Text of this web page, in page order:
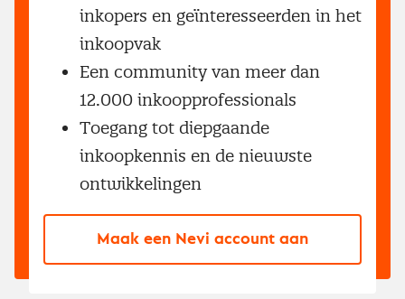
inkopers en geïnteresseerden in het
inkoopvak
Een community van meer dan
12.000 inkoopprofessionals
Toegang tot diepgaande
inkoopkennis en de nieuwste
ontwikkelingen
Maak een Nevi account aan